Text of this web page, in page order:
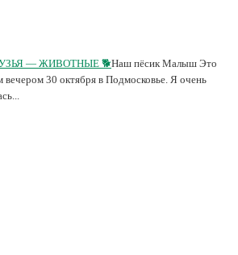
— ЖИВОТНЫЕ 🐕Наш пёсик Малыш Это
вечером 30 октября в Подмосковье. Я очень